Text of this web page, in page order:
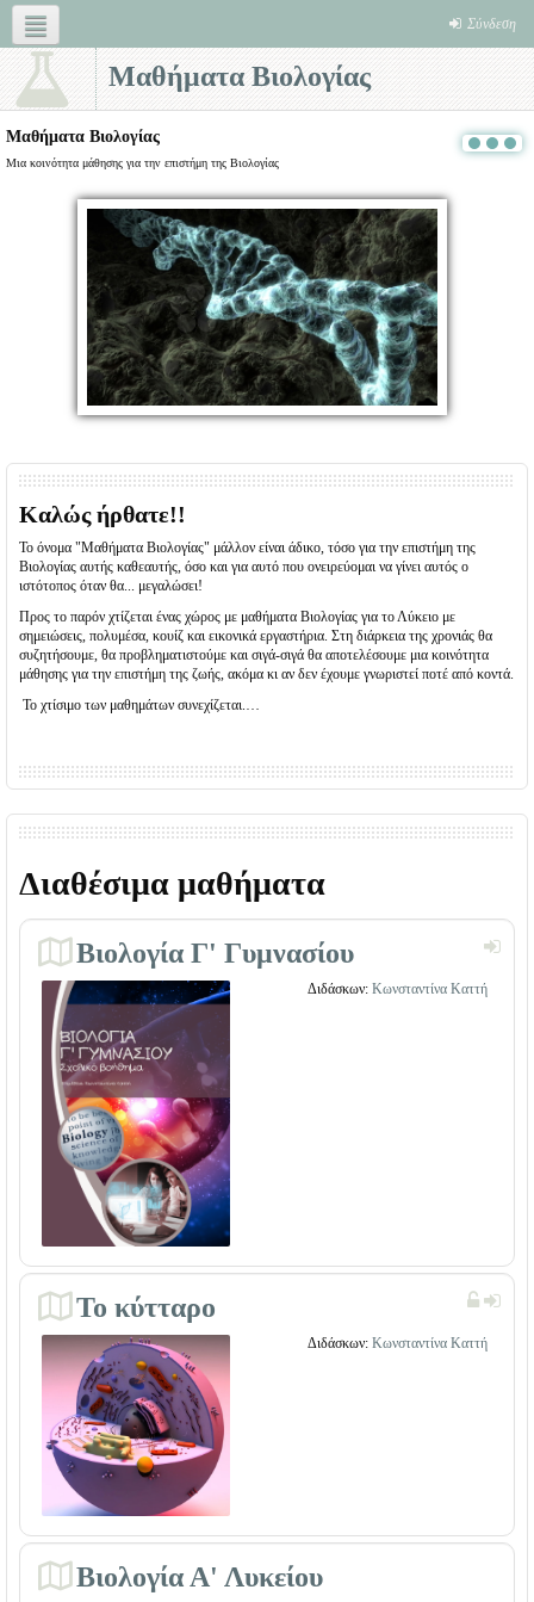
Σύνδεση
Ελληνικά ‎(el)‎ Η Χημεία της ζωής
Τράπεζα Θεμάτων Βιολογίας Προσανατολισμού
Μαθήματα Βιολογίας
Μαθήματα Βιολογίας
Μια κοινότητα μάθησης για την επιστήμη της Βιολογίας
Καλώς ήρθατε!!
Το όνομα "Μαθήματα Βιολογίας" μάλλον είναι άδικο, τόσο για την επιστήμη της
Βιολογίας αυτής καθεαυτής, όσο και για αυτό που ονειρεύομαι να γίνει αυτός ο
ιστότοπος όταν θα... μεγαλώσει!
Προς το παρόν χτίζεται ένας χώρος με μαθήματα Βιολογίας για το Λύκειο με
σημειώσεις, πολυμέσα, κουίζ και εικονικά εργαστήρια. Στη διάρκεια της χρονιάς θα
συζητήσουμε, θα προβληματιστούμε και σιγά-σιγά θα αποτελέσουμε μια κοινότητα
μάθησης για την επιστήμη της ζωής, ακόμα κι αν δεν έχουμε γνωριστεί ποτέ από κοντά.
Το χτίσιμο των μαθημάτων συνεχίζεται.…
Διαθέσιμα μαθήματα
Βιολογία Γ' Γυμνασίου
Διδάσκων:Κωνσταντίνα Καττή
Το κύτταρο
Διδάσκων:Κωνσταντίνα Καττή
Βιολογία Α' Λυκείου